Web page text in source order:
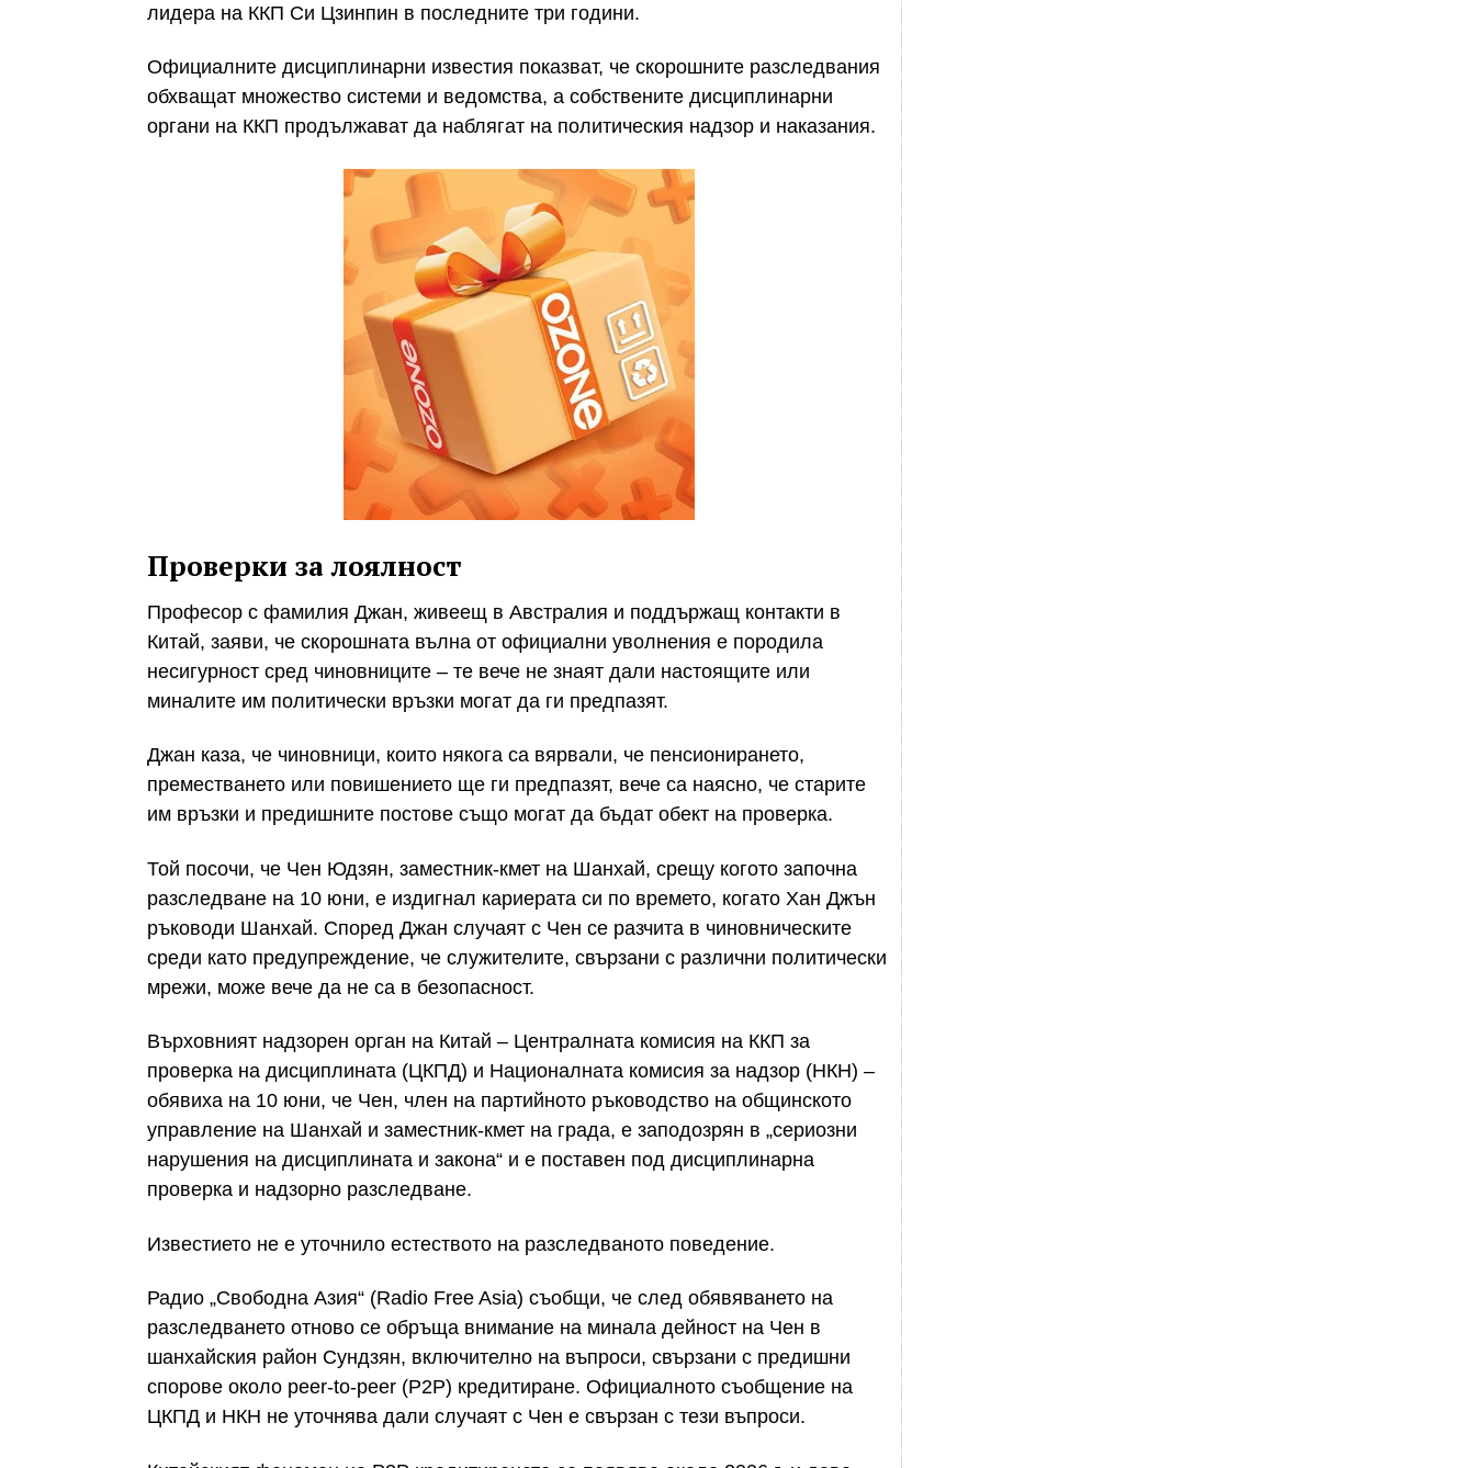
лидера на ККП Си Цзинпин в последните три години.
Официалните дисциплинарни известия показват, че скорошните разследвания
обхващат множество системи и ведомства, а собствените дисциплинарни
органи на ККП продължават да наблягат на политическия надзор и наказания.
Проверки за лоялност
Професор с фамилия Джан, живеещ в Австралия и поддържащ контакти в
Китай, заяви, че скорошната вълна от официални уволнения е породила
несигурност сред чиновниците – те вече не знаят дали настоящите или
миналите им политически връзки могат да ги предпазят.
Джан каза, че чиновници, които някога са вярвали, че пенсионирането,
преместването или повишението ще ги предпазят, вече са наясно, че старите
им връзки и предишните постове също могат да бъдат обект на проверка.
Той посочи, че Чен Юдзян, заместник-кмет на Шанхай, срещу когото започна
разследване на 10 юни, е издигнал кариерата си по времето, когато Хан Джън
ръководи Шанхай. Според Джан случаят с Чен се разчита в чиновническите
среди като предупреждение, че служителите, свързани с различни политически
мрежи, може вече да не са в безопасност.
Върховният надзорен орган на Китай – Централната комисия на ККП за
проверка на дисциплината (ЦКПД) и Националната комисия за надзор (НКН) –
обявиха на 10 юни, че Чен, член на партийното ръководство на общинското
управление на Шанхай и заместник-кмет на града, е заподозрян в „сериозни
нарушения на дисциплината и закона“ и е поставен под дисциплинарна
проверка и надзорно разследване.
Известието не е уточнило естеството на разследваното поведение.
Радио „Свободна Азия“ (Radio Free Asia) съобщи, че след обявяването на
разследването отново се обръща внимание на минала дейност на Чен в
шанхайския район Сундзян, включително на въпроси, свързани с предишни
спорове около peer-to-peer (P2P) кредитиране. Официалното съобщение на
ЦКПД и НКН не уточнява дали случаят с Чен е свързан с тези въпроси.